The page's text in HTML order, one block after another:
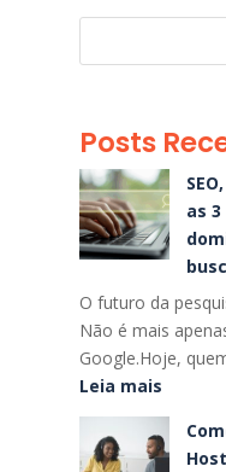
Posts
as
O futuro da
Não é mais
Google.Hoje,
Leia mais:
SEO,
AEO